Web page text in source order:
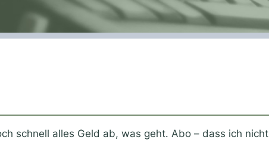
schnell alles Geld ab, was geht. Abo – dass ich